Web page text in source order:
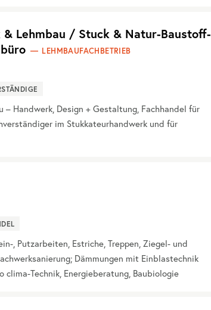
Lehmbau / Stuck & Natur-Baustoff-
LEHMBAUFACHBETRIEB
Handwerk, Design + Gestaltung, Fachhandel für
im Stukkateurhandwerk und für
, Putzarbeiten, Estriche, Treppen, Ziegel- und
Dämmungen mit Einblastechnik
clima-Technik, Energieberatung, Baubiologie